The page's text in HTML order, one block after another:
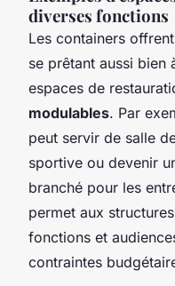
diverses fonctions
Les containers
se prêtant aussi bien
espaces de
modulables. Par
peut servir de salle
sportive ou devenir
branché pour les
permet aux
fonctions et
contraintes